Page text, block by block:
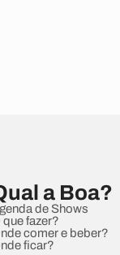
a Boa?
de Shows
que fazer?
comer e beber?
ficar?